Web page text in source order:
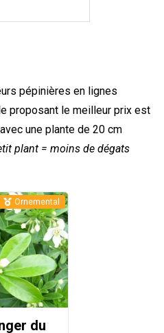
pépinières en lignes
proposant le meilleur prix est
une plante de 20 cm
plant = moins de dégats
du
Ornemental